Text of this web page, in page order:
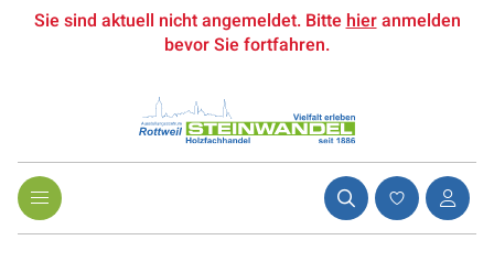
Sie sind aktuell nicht angemeldet. Bittehieranmelden
bevor Sie fortfahren.